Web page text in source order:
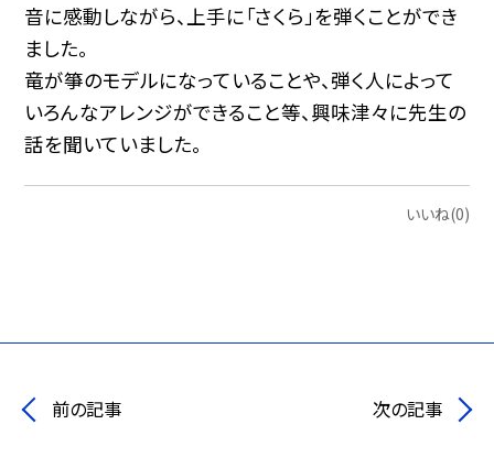
音に感動しながら、上手に「さくら」を弾くことができ
ました。
竜が箏のモデルになっていることや、弾く人によって
いろんなアレンジができること等、興味津々に先生の
話を聞いていました。
いいね(0)
前の記事 次の記事